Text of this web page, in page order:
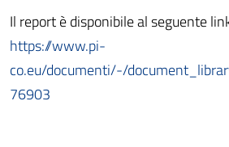
Il report è disponibile al seguente
https://www.pi-
co.eu/documenti/-/
76903